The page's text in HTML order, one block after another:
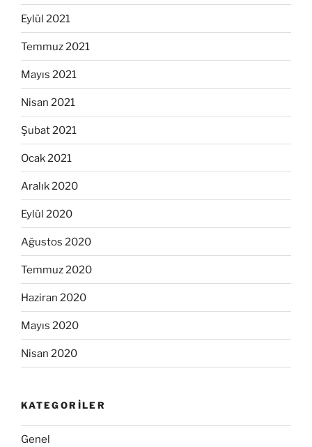
Eylül 2021
Temmuz 2021
Mayıs 2021
Nisan 2021
Şubat 2021
Ocak 2021
Aralık 2020
Eylül 2020
Ağustos 2020
Temmuz 2020
Haziran 2020
Mayıs 2020
Nisan 2020
KATEGORILER
Genel